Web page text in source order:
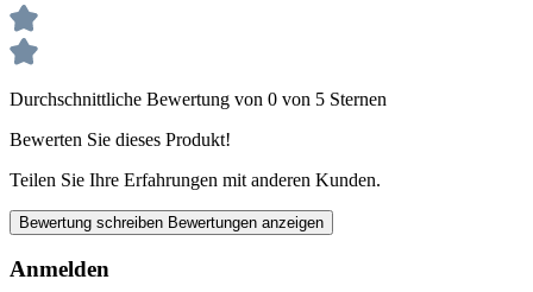
Durchschnittliche Bewertung von 0 von 5 Sternen
Bewerten Sie dieses Produkt!
Teilen Sie Ihre Erfahrungen mit anderen Kunden.
Bewertung schreiben Bewertungen anzeigen
Anmelden